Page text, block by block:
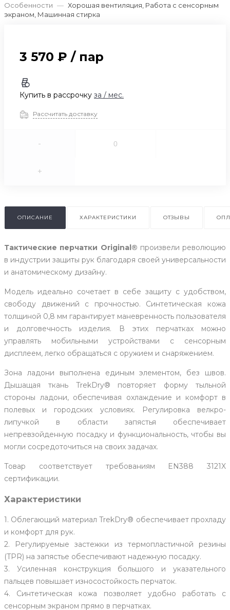
Особенности — Хорошая вентиляция, Работа с сенсорным
экраном, Машинная стирка
3 570 ₽ / пар
Купить в рассрочку за / мес.
Рассчитать доставку
-
+
ОПИСАНИЕ ХАРАКТЕРИСТИКИ ОТЗЫВЫ
Тактические перчатки Original® произвели революцию
в индустрии защиты рук благодаря своей универсальности
и анатомическому дизайну.
Модель идеально сочетает в себе защиту с удобством,
свободу движений с прочностью. Синтетическая кожа
толщиной 0,8 мм гарантирует маневренность пользователя
и долговечность изделия. В этих перчатках можно
управлять мобильными устройствами с сенсорным
дисплеем, легко обращаться с оружием и снаряжением.
Зона ладони выполнена единым элементом, без швов.
Дышащая ткань TrekDry® повторяет форму тыльной
стороны ладони, обеспечивая охлаждение и комфорт в
полевых и городских условиях. Регулировка велкро-
липучкой в области запястья обеспечивает
непревзойденную посадку и функциональность, чтобы вы
могли сосредоточиться на своих задачах.
Товар соответствует требованиям EN388 3121X
сертификации.
Характеристики
1. Облегающий материал TrekDry® обеспечивает прохладу
и комфорт для рук.
2. Регулируемые застежки из термопластичной резины
(TPR) на запястье обеспечивают надежную посадку.
3. Усиленная конструкция большого и указательного
пальцев повышает износостойкость перчаток.
4. Синтетическая кожа позволяет удобно работать с
сенсорным экраном прямо в перчатках.